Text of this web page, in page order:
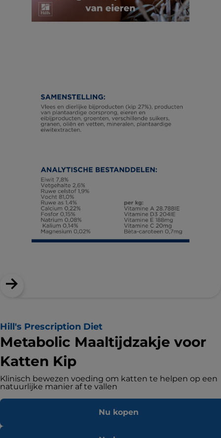
Hill's Prescription Diet
Metabolic Maaltijdzakje voor
Katten Kip
Klinisch bewezen voeding om katten te helpen op een
natuurlijke manier af te vallen
Nu kopen